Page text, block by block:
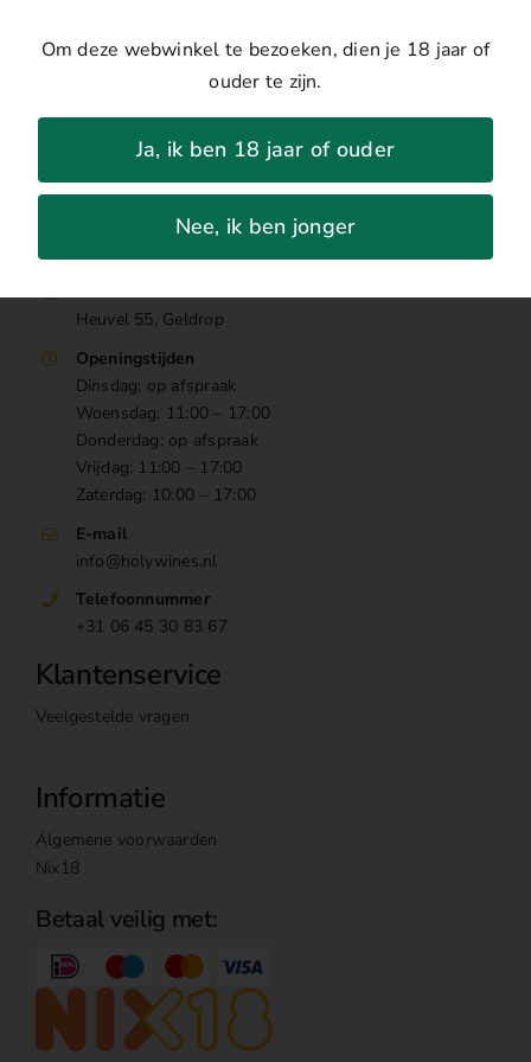
Winkeladres
Heuvel 55, Geldrop
Openingstijden
Dinsdag: op afspraak
Woensdag: 11:00 – 17:00
Donderdag: op afspraak
Vrijdag: 11:00 – 17:00
Zaterdag: 10:00 – 17:00
E-mail
info@holywines.nl
Telefoonnummer
+31 06 45 30 83 67
Klantenservice
Veelgestelde vragen
Informatie
Algemene voorwaarden
Nix18
Betaal veilig met:
Om deze webwinkel te bezoeken, dien je 18 jaar of
ouder te zijn.
Ja, ik ben 18 jaar of ouder
Nee, ik ben jonger